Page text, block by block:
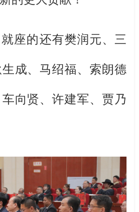
座的还有樊润元、三
成、马绍福、索朗德
向贤、许建军、贾乃